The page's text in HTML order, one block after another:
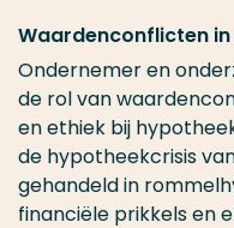
Waardenconflicten
Ondernemer en
de rol van
en ethiek bij
de hypotheekcrisis
gehandeld in
financiële prikkels en